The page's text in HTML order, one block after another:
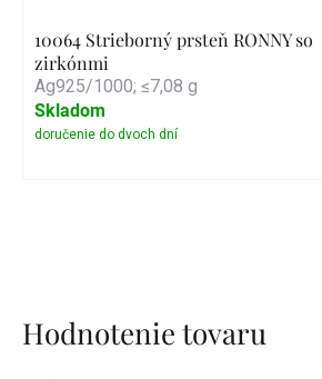
10064 Strieborný prsteň RONNY so
zirkónmi
Ag925/1000; ≤7,08 g
Skladom
Hodnotenie tovaru